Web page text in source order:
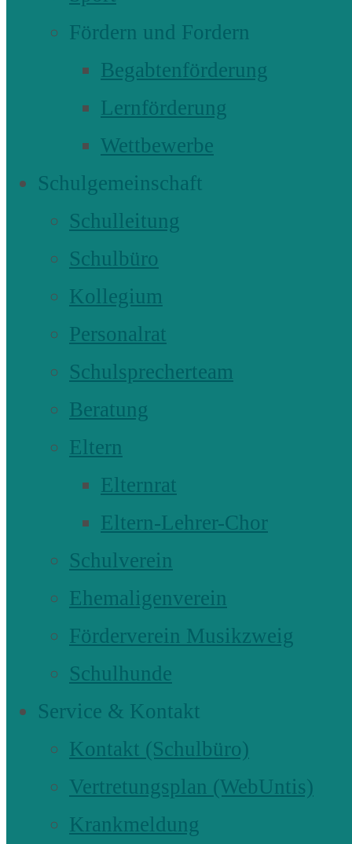
Fördern und Fordern
Begabtenförderung
Lernförderung
Wettbewerbe
Schulgemeinschaft
Schulleitung
Schulbüro
Kollegium
Personalrat
Schulsprecherteam
Beratung
Eltern
Elternrat
Eltern-Lehrer-Chor
Schulverein
Ehemaligenverein
Förderverein Musikzweig
Schulhunde
Service & Kontakt
Kontakt (Schulbüro)
Vertretungsplan (WebUntis)
Krankmeldung